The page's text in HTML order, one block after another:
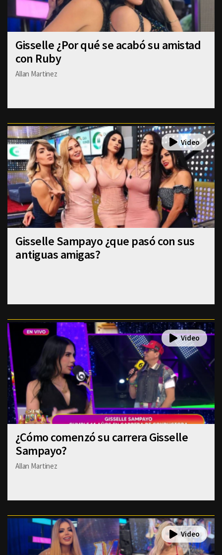
Gisselle ¿Por qué se acabó su amistad
con Ruby
Allan Martinez
Gisselle Sampayo ¿que pasó con sus
antiguas amigas?
¿Cómo comenzó su carrera Gisselle
Sampayo?
Allan Martinez